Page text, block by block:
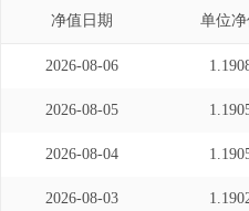
净值日期 单位净
2026-08-06
2026-08-05
2026-08-04
2026-08-03